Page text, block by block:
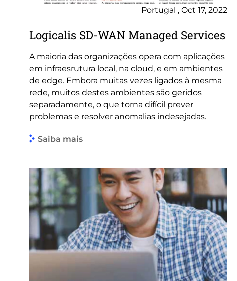
Portugal , Oct 17, 2022
Logicalis SD-WAN Managed Services
A maioria das organizações opera com aplicações
em infraesrutura local, na cloud, e em ambientes
de edge. Embora muitas vezes ligados à mesma
rede, muitos destes ambientes são geridos
separadamente, o que torna difícil prever
problemas e resolver anomalias indesejadas.
Saiba mais